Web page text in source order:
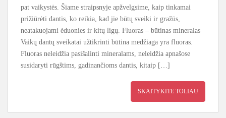
pat vaikystės. Šiame straipsnyje apžvelgsime, kaip tinkamai
prižiūrėti dantis, ko reikia, kad jie būtų sveiki ir gražūs,
neatakuojami ėduonies ir kitų ligų. Fluoras – būtinas mineralas
Vaikų dantų sveikatai užtikrinti būtina medžiaga yra fluoras.
Fluoras neleidžia pasišalinti mineralams, neleidžia apnašose
susidaryti rūgštims, gadinančioms dantis, kitaip […]
SKAITYKITE TOLIAU